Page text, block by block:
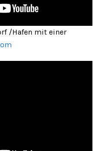
/Hafen mit einer